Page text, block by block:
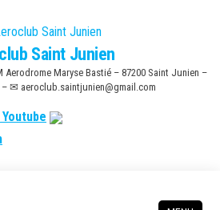
Saint Junien
Maryse Bastié – 87200 Saint Junien –
✉ aeroclub.saintjunien@gmail.com
Youtube